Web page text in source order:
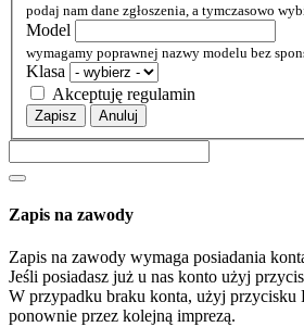
podaj nam dane zgłoszenia, a tymczasowo
Model
wymagamy poprawnej nazwy modelu bez
Klasa
Akceptuję regulamin
Zapisz Anuluj
Zapis na zawody
Zapis na zawody wymaga posiadania
Jeśli posiadasz już u nas konto użyj
W przypadku braku konta, użyj przycisku
ponownie przez kolejną imprezą.